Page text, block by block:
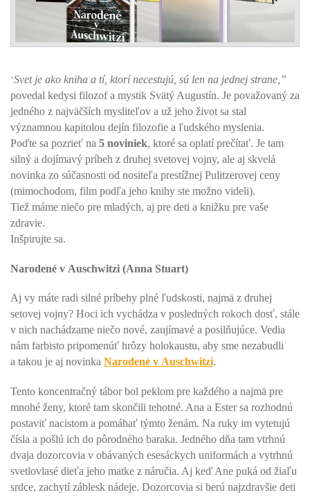
“Svet je ako kniha a tí, ktorí necestujú, sú len na jednej strane,”
povedal kedysi filozof a mystik Svätý Augustín. Je považovaný za
jedného z najväčších mysliteľov a už jeho život sa stal
významnou kapitolou dejín filozofie a ľudského myslenia.
Poďte sa pozrieť na 5 noviniek, ktoré sa oplatí prečítať. Je tam
silný a dojímavý príbeh z druhej svetovej vojny, ale aj skvelá
novinka zo súčasnosti od nositeľa prestížnej Pulitzerovej ceny
(mimochodom, film podľa jeho knihy ste možno videli).
Tiež máme niečo pre mladých, aj pre deti a knižku pre vaše
zdravie.
Inšpirujte sa.
Narodené v Auschwitzi (Anna Stuart)
Aj vy máte radi silné príbehy plné ľudskosti, najmä z druhej
setovej vojny? Hoci ich vychádza v posledných rokoch dosť, stále
v nich nachádzame niečo nové, zaujímavé a posilňujúce. Vedia
nám farbisto pripomenúť hrôzy holokaustu, aby sme nezabudli
a takou je aj novinka Narodené v Auschwitzi.
Tento koncentračný tábor bol peklom pre každého a najmä pre
mnohé ženy, ktoré tam skončili tehotné. Ana a Ester sa rozhodnú
postaviť nacistom a pomáhať týmto ženám. Na ruky im vytetujú
čísla a pošlú ich do pôrodného baraka. Jedného dňa tam vtrhnú
dvaja dozorcovia v obávaných esesáckych uniformách a vytrhnú
svetlovlasé dieťa jeho matke z náručia. Aj keď Ane puká od žiaľu
srdce, zachytí záblesk nádeje. Dozorcovia si berú najzdravšie deti